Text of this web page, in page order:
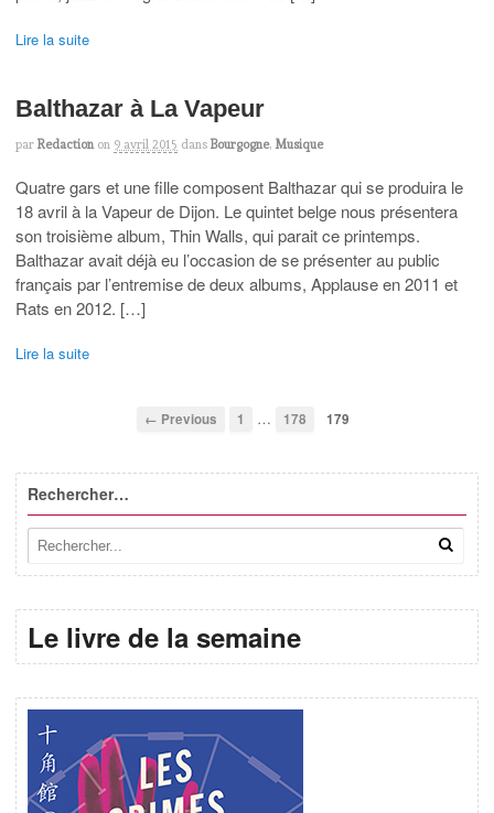
Lire la suite
Balthazar à La Vapeur
par Redaction on 9 avril 2015 dans Bourgogne, Musique
Quatre gars et une fille composent Balthazar qui se produira le
18 avril à la Vapeur de Dijon. Le quintet belge nous présentera
son troisième album, Thin Walls, qui parait ce printemps.
Balthazar avait déjà eu l’occasion de se présenter au public
français par l’entremise de deux albums, Applause en 2011 et
Rats en 2012. […]
Lire la suite
← Previous 1 … 178 179
Rechercher…
Le livre de la semaine